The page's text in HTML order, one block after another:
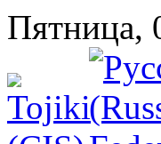
Пятница,